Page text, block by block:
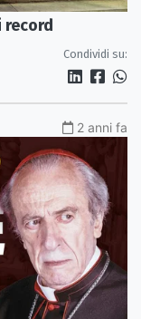
record
Condividi su:
2 anni fa